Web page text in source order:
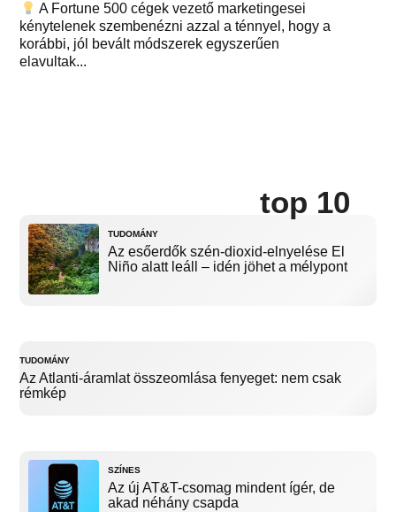
A Fortune 500 cégek vezető marketingesei
kénytelenek szembenézni azzal a ténnyel, hogy a
korábbi, jól bevált módszerek egyszerűen
elavultak...
top 10
TUDOMÁNY
Az esőerdők szén-dioxid-elnyelése El
Niño alatt leáll – idén jöhet a mélypont
TUDOMÁNY
Az Atlanti-áramlat összeomlása fenyeget: nem csak
rémkép
SZÍNES
Az új AT&T-csomag mindent ígér, de
akad néhány csapda